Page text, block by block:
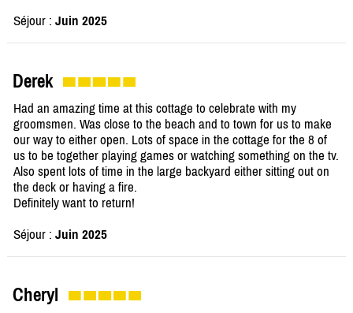
Séjour : Juin 2025
Derek
Had an amazing time at this cottage to celebrate with my
groomsmen. Was close to the beach and to town for us to make
our way to either open. Lots of space in the cottage for the 8 of
us to be together playing games or watching something on the tv.
Also spent lots of time in the large backyard either sitting out on
the deck or having a fire.
Definitely want to return!
Séjour : Juin 2025
Cheryl